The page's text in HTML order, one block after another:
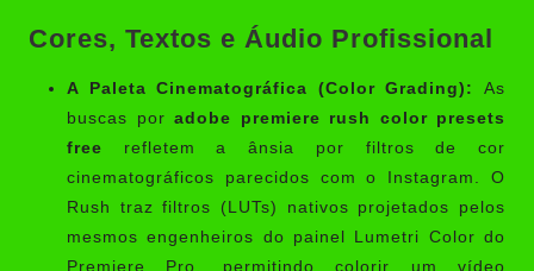
Cores, Textos e Áudio Profissional
A Paleta Cinematográfica (Color Grading):
As
buscas por adobe premiere rush color presets
free refletem a ânsia por filtros de cor
cinematográficos parecidos com o Instagram. O
Rush traz filtros (LUTs) nativos projetados pelos
mesmos engenheiros do painel Lumetri Color do
Premiere Pro, permitindo colorir um vídeo